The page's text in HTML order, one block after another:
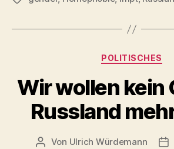
POLITISCHES
Wir wollen kein
Russland
Beitragsautor
Von Ulrich Würdemann